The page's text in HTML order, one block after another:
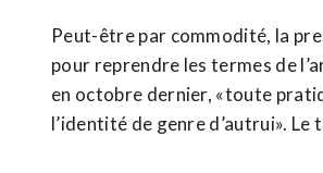
Peut-être par commodité, la
pour reprendre les termes de
en octobre dernier, «toute
l’identité de genre d’autrui». Le